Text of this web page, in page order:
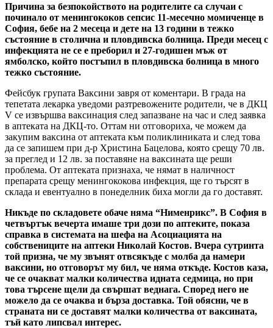
Причина за безпокойството на родителите са случаи с
починало от менингококов сепсис 11-месечно момиченце в
София, бебе на 2 месеца и дете на 13 години в тежко
състояние в столична и пловдивска болница. Преди месец с
инфекцията не се е преборил и 27-годишен мъж от
ямболско, който постъпил в пловдивска болница в много
тежко състояние.
Фейсбук групата Ваксини завря от коментари. В града на
тепетата лекарка уведоми разтревожените родители, че в ДКЦ
V се извършва ваксинация след запазване на час и след заявка
в аптеката на ДКЦ-то. Оттам ни отговориха, че можем да
закупим ваксина от аптеката към поликлиниката и след това
да се запишем при д-р Христина Бацелова, която срещу 70 лв.
за преглед и 12 лв. за поставяне на ваксината ще реши
проблема. От аптеката признаха, че нямат в наличност
препарата срещу менингококова инфекция, ще го търсят в
склада и евентуално в понеделник биха могли да го доставят.
Никъде по складовете обаче няма “Нименрикс”. В София в
четвъртък вечерта имаше три дози по аптеките, показа
справка в системата на шефа на Асоциацията на
собствениците на аптеки Николай Костов. Вчера сутринта
той призна, че му звънят отвсякъде с молба да намери
ваксини, но отговорът му бил, че няма откъде. Костов каза,
че се очакват малки количества идната седмица, но при
това търсене щели да свършат веднага. Според него не
можело да се очаква и бърза доставка. Той обясни, че в
страната ни се доставят малки количества от ваксината,
тъй като липсвал интерес.